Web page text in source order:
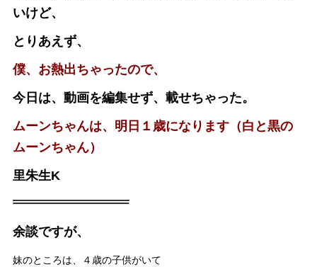
いけど、
とりあえず、
僕、お熱出ちゃったので、
今日は、動画を編集せず、載せちゃった。
ムーンちゃんは、明日１歳になります（白と黒の
ムーンちゃん）
里朱生K
余談ですが、
妹のところは、４歳の子供がいて